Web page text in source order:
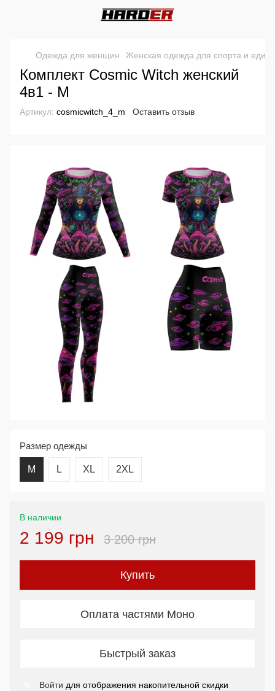
Одежда для женщин Женская одежда для спорта и
Комплект Cosmic Witch женский
4в1 - M
Артикул: cosmicwitch_4_m Оставить отзыв
Размер одежды
M L XL 2XL
В наличии
2 199 грн 3 200 грн
Купить
Оплата частями Моно
Быстрый заказ
Войти для отображения накопительной скидки